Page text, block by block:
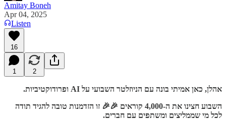
Amitay Boneh
Apr 04, 2025
Listen
16
1 2
אהלן, כאן אמיתי בונה עם הניוזלטר השבועי על AI ופרודוקטיביות.
השבוע חצינו את ה-4,000 קוראים 🎉🎉 זו הזדמנות טובה להגיד תודה
לכל מי שממליצים ומשתפים עם חברים.